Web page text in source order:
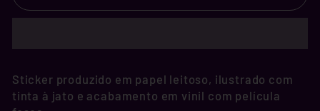
Sticker produzido em papel leitoso, ilustrado com
tinta à jato e acabamento em vinil com película